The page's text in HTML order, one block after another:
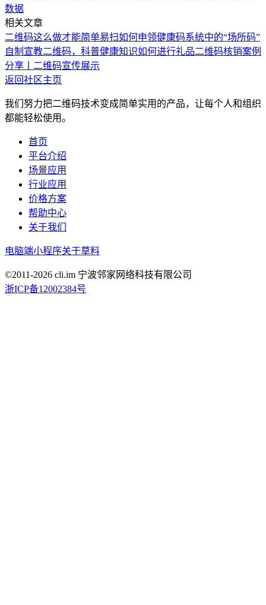
数据
相关文章
二维码这么做才能简单易扫如何申领健康码系统中的“场所码”
自制宣教二维码，科普健康知识如何进行礼品二维码核销案例
分享丨二维码宣传展示
返回社区主页
我们努力把二维码技术变成简单实用的产品，让每个人和组织
都能轻松使用。
首页
平台介绍
场景应用
行业应用
价格方案
帮助中心
关于我们
电脑端小程序关于草料
©2011-2026 cli.im 宁波邻家网络科技有限公司
浙ICP备12002384号